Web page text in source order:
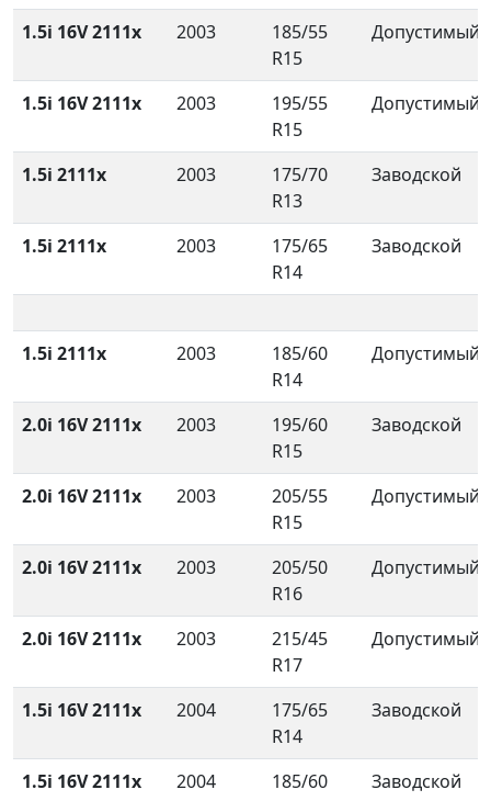
1.5i 16V 2111x 2003
185/55
R15
Допустимый
1.5i 16V 2111x 2003
195/55
R15
Допустимый
1.5i 2111x 2003
175/70
R13
Заводской
1.5i 2111x 2003
175/65
R14
Заводской
1.5i 2111x 2003
185/60
R14
Допустимый
2.0i 16V 2111x 2003
195/60
R15
Заводской
2.0i 16V 2111x 2003
205/55
R15
Допустимый
2.0i 16V 2111x 2003
205/50
R16
Допустимый
2.0i 16V 2111x 2003
215/45
R17
Допустимый
1.5i 16V 2111x 2004
175/65
R14
Заводской
1.5i 16V 2111x 2004
185/60
Заводской